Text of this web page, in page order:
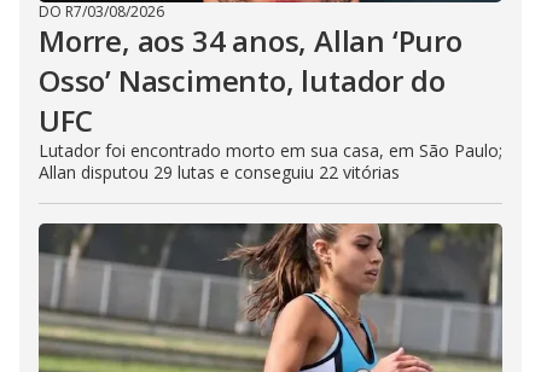
DO R7/03/08/2026
Morre, aos 34 anos, Allan ‘Puro
Osso’ Nascimento, lutador do
UFC
Lutador foi encontrado morto em sua casa, em São Paulo;
Allan disputou 29 lutas e conseguiu 22 vitórias